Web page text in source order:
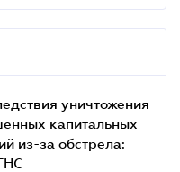
уничтожения
капитальных
из-за обстрела: